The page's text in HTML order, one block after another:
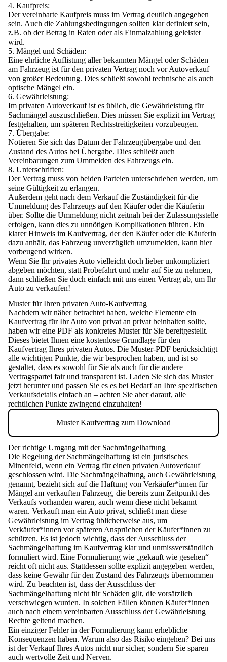
Kaufpreis:
Der vereinbarte Kaufpreis muss im Vertrag deutlich angegeben
sein. Auch die Zahlungsbedingungen sollten klar definiert sein,
z.B. ob der Betrag in Raten oder als Einmalzahlung geleistet
wird.
Mängel und Schäden:
Eine ehrliche Auflistung aller bekannten Mängel oder Schäden
am Fahrzeug ist für den privaten Vertrag noch vor Autoverkauf
von großer Bedeutung. Dies schließt sowohl technische als auch
optische Mängel ein.
Gewährleistung:
Im privaten Autoverkauf ist es üblich, die Gewährleistung für
Sachmängel auszuschließen. Dies müssen Sie explizit im Vertrag
festgehalten, um späteren Rechtsstreitigkeiten vorzubeugen.
Übergabe:
Notieren Sie sich das Datum der Fahrzeugübergabe und den
Zustand des Autos bei Übergabe. Dies schließt auch
Vereinbarungen zum Ummelden des Fahrzeugs ein.
Unterschriften:
Der Vertrag muss von beiden Parteien unterschrieben werden, um
seine Gültigkeit zu erlangen.
Außerdem geht nach dem Verkauf die Zuständigkeit für die
Ummeldung des Fahrzeugs auf den Käufer oder die Käuferin
über. Sollte die Ummeldung nicht zeitnah bei der Zulassungsstelle
erfolgen, kann dies zu unnötigen Komplikationen führen. Ein
klarer Hinweis im Kaufvertrag, der den Käufer oder die Käuferin
dazu anhält, das Fahrzeug unverzüglich umzumelden, kann hier
vorbeugend wirken.
Wenn Sie Ihr privates Auto vielleicht doch lieber unkompliziert
abgeben möchten, statt Probefahrt und mehr auf Sie zu nehmen,
dann schließen Sie doch einfach mit uns einen Vertrag ab, um Ihr
Auto zu verkaufen!
Muster für Ihren privaten Auto-Kaufvertrag
Nachdem wir näher betrachtet haben, welche Elemente ein
Kaufvertrag für Ihr Auto von privat an privat beinhalten sollte,
haben wir eine PDF als konkretes Muster für Sie bereitgestellt.
Dieses bietet Ihnen eine kostenlose Grundlage für den
Kaufvertrag Ihres privaten Autos. Die Muster-PDF berücksichtigt
alle wichtigen Punkte, die wir besprochen haben, und ist so
gestaltet, dass es sowohl für Sie als auch für die andere
Vertragspartei fair und transparent ist. Laden Sie sich das Muster
jetzt herunter und passen Sie es es bei Bedarf an Ihre spezifischen
Verkaufsdetails einfach an – achten Sie aber darauf, alle
rechtlichen Punkte zwingend einzuhalten!
Muster Kaufvertrag zum Download
Der richtige Umgang mit der Sachmängelhaftung
Die Regelung der Sachmängelhaftung ist ein juristisches
Minenfeld, wenn ein Vertrag für einen privaten Autoverkauf
geschlossen wird. Die Sachmängelhaftung, auch Gewährleistung
genannt, bezieht sich auf die Haftung von Verkäufer*innen für
Mängel am verkauften Fahrzeug, die bereits zum Zeitpunkt des
Verkaufs vorhanden waren, auch wenn diese nicht bekannt
waren. Verkauft man ein Auto privat, schließt man diese
Gewährleistung im Vertrag üblicherweise aus, um
Verkäufer*innen vor späteren Ansprüchen der Käufer*innen zu
schützen. Es ist jedoch wichtig, dass der Ausschluss der
Sachmängelhaftung im Kaufvertrag klar und unmissverständlich
formuliert wird. Eine Formulierung wie „gekauft wie gesehen“
reicht oft nicht aus. Stattdessen sollte explizit angegeben werden,
dass keine Gewähr für den Zustand des Fahrzeugs übernommen
wird. Zu beachten ist, dass der Ausschluss der
Sachmängelhaftung nicht für Schäden gilt, die vorsätzlich
verschwiegen wurden. In solchen Fällen können Käufer*innen
auch nach einem vereinbarten Ausschluss der Gewährleistung
Rechte geltend machen.
Ein einziger Fehler in der Formulierung kann erhebliche
Konsequenzen haben. Warum also das Risiko eingehen? Bei uns
ist der Verkauf Ihres Autos nicht nur sicher, sondern Sie sparen
auch wertvolle Zeit und Nerven.